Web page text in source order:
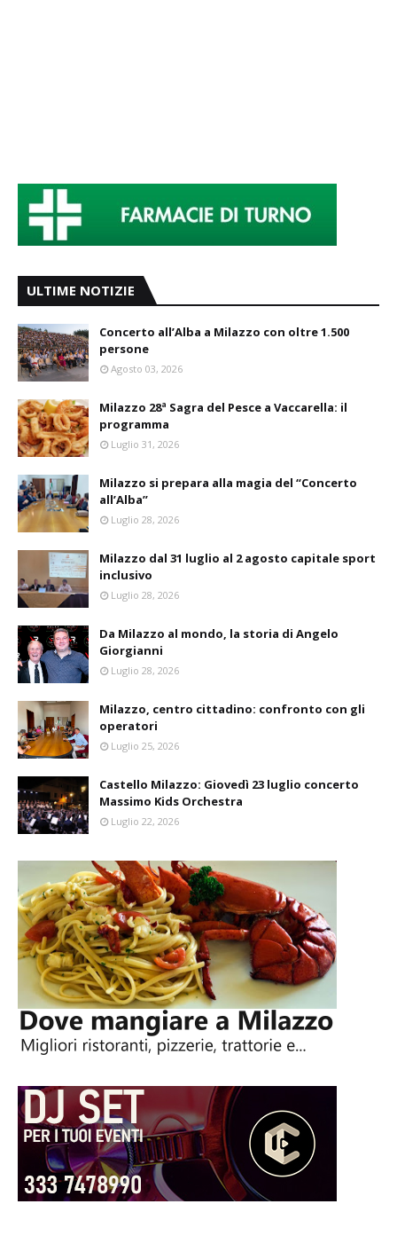
ULTIME NOTIZIE
Concerto all’Alba a Milazzo con oltre 1.500
persone
Agosto 03, 2026
Milazzo 28ª Sagra del Pesce a Vaccarella: il
programma
Luglio 31, 2026
Milazzo si prepara alla magia del “Concerto
all’Alba”
Luglio 28, 2026
Milazzo dal 31 luglio al 2 agosto capitale sport
inclusivo
Luglio 28, 2026
Da Milazzo al mondo, la storia di Angelo
Giorgianni
Luglio 28, 2026
Milazzo, centro cittadino: confronto con gli
operatori
Luglio 25, 2026
Castello Milazzo: Giovedì 23 luglio concerto
Massimo Kids Orchestra
Luglio 22, 2026